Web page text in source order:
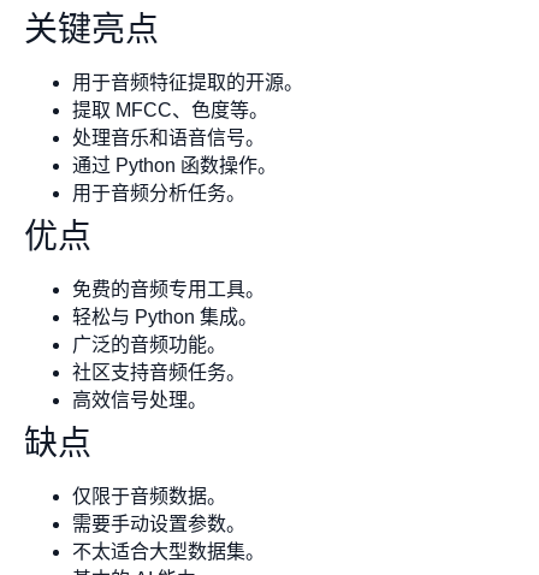
关键亮点
用于音频特征提取的开源。
提取 MFCC、色度等。
处理音乐和语音信号。
通过 Python 函数操作。
用于音频分析任务。
优点
免费的音频专用工具。
轻松与 Python 集成。
广泛的音频功能。
社区支持音频任务。
高效信号处理。
缺点
仅限于音频数据。
需要手动设置参数。
不太适合大型数据集。